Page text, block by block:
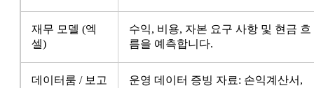
재무 모델 (엑
셀)
수익, 비용, 자본 요구 사항 및 현금 흐
름을 예측합니다.
데이터룸 / 보고 운영 데이터 증빙 자료: 손익계산서,